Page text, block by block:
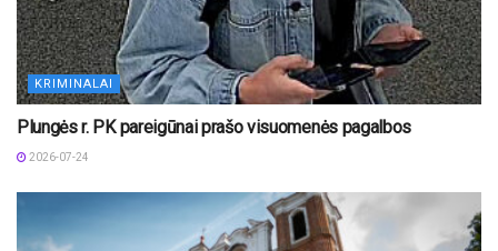
KRIMINALAI
Plungės r. PK pareigūnai prašo visuomenės pagalbos
2026-07-24